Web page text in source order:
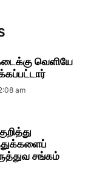
வெளியே
am
சங்கம்